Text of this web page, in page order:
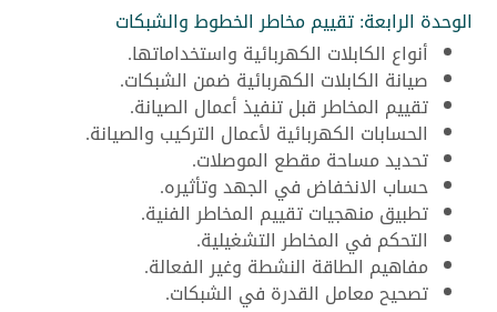
الوحدة الرابعة: تقييم مخاطر الخطوط والشبكات
أنواع الكابلات الكهربائية واستخداماتها.
صيانة الكابلات الكهربائية ضمن الشبكات.
تقييم المخاطر قبل تنفيذ أعمال الصيانة.
الحسابات الكهربائية لأعمال التركيب والصيانة.
تحديد مساحة مقطع الموصلات.
حساب الانخفاض في الجهد وتأثيره.
تطبيق منهجيات تقييم المخاطر الفنية.
التحكم في المخاطر التشغيلية.
مفاهيم الطاقة النشطة وغير الفعالة.
تصحيح معامل القدرة في الشبكات.